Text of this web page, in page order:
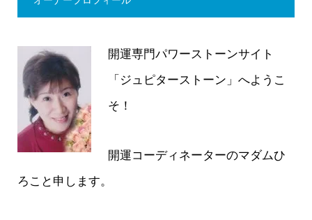
開運専門パワーストーンサイト
「ジュピターストーン」へようこ
そ！
開運コーディネーターのマダムひ
ろこと申します。